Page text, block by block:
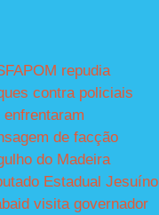
repudia
contra policiais
enfrentaram
de facção
do Madeira
Estadual Jesuíno
visita governador